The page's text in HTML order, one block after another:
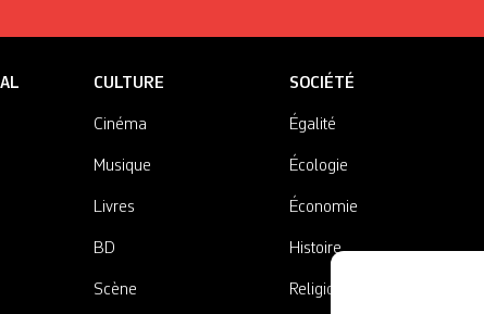
CULTURE
Cinéma
Musique
Livres
BD
Scène
SOCIÉTÉ
Égalité
Écologie
Économie
Histoire
Religions